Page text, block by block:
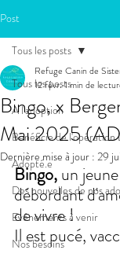
Post
Tous les posts
A l'adoption
Bénéficie de l'opération
Adopté.e
Des nouvelles de nos
Evénements à venir
Nos besoins
Tous les posts
Bingo, x
Mai 2025
Refuge Canin de
12 févr.1 min de
Dernière mise à jour : 29
Bingo, un
débordant
de vivre !
Il est pucé,